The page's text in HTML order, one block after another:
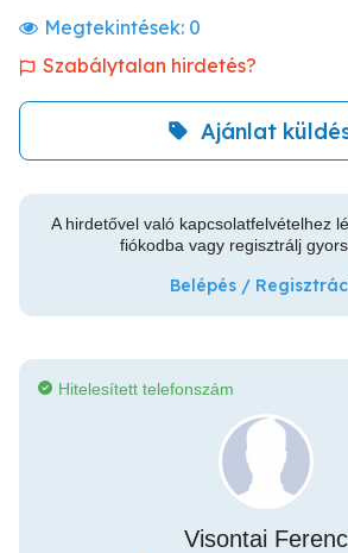
Megtekintések: 0
Szabálytalan hirdetés?
Ajánlat
A hirdetővel való kapcsolatfelvételhez
fiókodba vagy regisztrálj
Belépés /
Hitelesített telefonszám
Visontai Ferenc